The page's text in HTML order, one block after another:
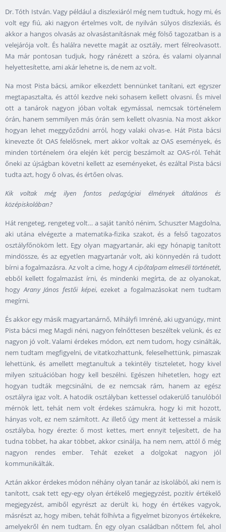
Dr. Tóth István. Vagy például a diszlexiáról még nem tudtuk, hogy mi, és
volt egy fiú, aki nagyon értelmes volt, de nyilván súlyos diszlexiás, és
akkor a hangos olvasás az olvasástanításnak még fölső tagozatban is a
velejárója volt. És halálra nevette magát az osztály, mert félreolvasott.
Ma már pontosan tudjuk, hogy ránézett a szóra, és valami olyannal
helyettesítette, ami akár lehetne is, de nem az volt.
Na most Pista bácsi, amikor elkezdett bennünket tanítani, ezt egyszer
megtapasztalta, és attól kezdve neki sohasem kellett olvasni. És mivel
ott a tanárok nagyon jóban voltak egymással, nemcsak történelem
órán, hanem semmilyen más órán sem kellett olvasnia. Na most akkor
hogyan lehet meggyőződni arról, hogy valaki olvas-e. Hát Pista bácsi
kinevezte őt OAS felelősnek, mert akkor voltak az OAS események, és
minden történelem óra elején két percig beszámolt az OAS-ról. Tehát
őneki az újságban követni kellett az eseményeket, és ezáltal Pista bácsi
tudta azt, hogy ő olvas, és értően olvas.
Kik voltak még ilyen fontos pedagógiai élmények általános és
középiskolában?
Hát rengeteg, rengeteg volt… a saját tanító nénim, Schuszter Magdolna,
aki utána elvégezte a matematika-fizika szakot, és a felső tagozatos
osztályfőnököm lett. Egy olyan magyartanár, aki egy hónapig tanított
mindössze, és az egyetlen magyartanár volt, aki könnyedén rá tudott
bírni a fogalmazásra. Az volt a címe, hogyA cipőtalpam elmeséli történetét,
ebből kellett fogalmazást írni, és mindenki megírta, de az olyanokat,
hogyArany János festői képei, ezeket a fogalmazásokat nem tudtam
megírni.
És akkor egy másik magyartanárnő, Mihályfi Imréné, aki ugyanúgy, mint
Pista bácsi meg Magdi néni, nagyon felnőttesen beszéltek velünk, és ez
nagyon jó volt. Valami érdekes módon, ezt nem tudom, hogy csinálták,
nem tudtam megfigyelni, de vitatkozhattunk, feleselhettünk, pimaszak
lehettünk, és amellett megtanultuk a tekintély tiszteletet, hogy kivel
milyen szituációban hogy kell beszélni. Egészen hihetetlen, hogy ezt
hogyan tudták megcsinálni, de ez nemcsak rám, hanem az egész
osztályra igaz volt. A hatodik osztályban kettessel odakerülő tanulóból
mérnök lett, tehát nem volt érdekes számukra, hogy ki mit hozott,
hányas volt, ez nem számított. Az illető úgy ment át kettessel a másik
osztályba, hogy érezte: ő most kettes, mert ennyit teljesített, de ha
tudna többet, ha akar többet, akkor csinálja, ha nem nem, attól ő még
nagyon rendes ember. Tehát ezeket a dolgokat nagyon jól
kommunikálták.
Aztán akkor érdekes módon néhány olyan tanár az iskolából, aki nem is
tanított, csak tett egy-egy olyan értékelő megjegyzést, pozitív értékelő
megjegyzést, amiből egyrészt az derült ki, hogy én értékes vagyok,
másrészt az, hogy miben, tehát fölhívta a figyelmet bizonyos értékekre,
amelyekről én nem tudtam. Én egy olyan családban nőttem fel, ahol